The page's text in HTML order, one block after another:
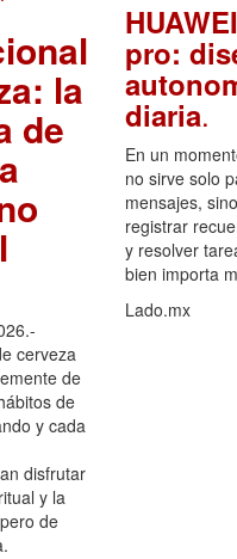
la
de
cerveza
de
de
y cada
disfrutar
y la
de
pro:
diaria.
En un
no sirve solo
mensajes,
registrar
y resolver
bien importa
Lado.mx